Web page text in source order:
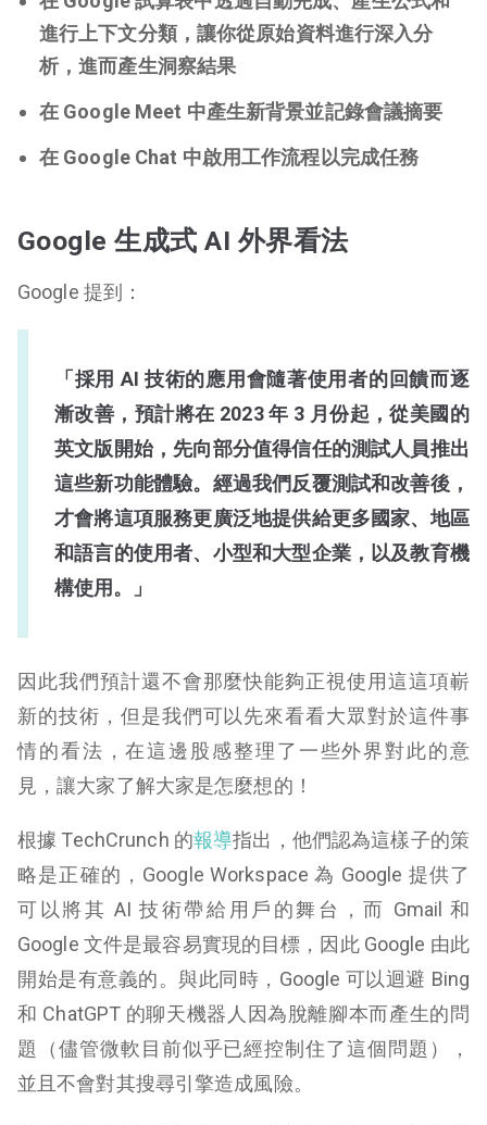
進行上下文分類，讓你從原始資料進行深入分
析，進而產生洞察結果
在 Google Meet 中產生新背景並記錄會議摘要
在 Google Chat 中啟用工作流程以完成任務
Google 生成式 AI 外界看法
Google 提到：
「採用 AI 技術的應用會隨著使用者的回饋而逐
漸改善，預計將在 2023 年 3 月份起，從美國的
英文版開始，先向部分值得信任的測試人員推出
這些新功能體驗。經過我們反覆測試和改善後，
才會將這項服務更廣泛地提供給更多國家、地區
和語言的使用者、小型和大型企業，以及教育機
構使用。」
因此我們預計還不會那麼快能夠正視使用這這項嶄
新的技術，但是我們可以先來看看大眾對於這件事
情的看法，在這邊股感整理了一些外界對此的意
見，讓大家了解大家是怎麼想的！
根據 TechCrunch 的報導指出，他們認為這樣子的策
略是正確的，Google Workspace 為 Google 提供了
可以將其 AI 技術帶給用戶的舞台，而 Gmail 和
Google 文件是最容易實現的目標，因此 Google 由此
開始是有意義的。與此同時，Google 可以迴避 Bing
和 ChatGPT 的聊天機器人因為脫離腳本而產生的問
題（儘管微軟目前似乎已經控制住了這個問題），
並且不會對其搜尋引擎造成風險。